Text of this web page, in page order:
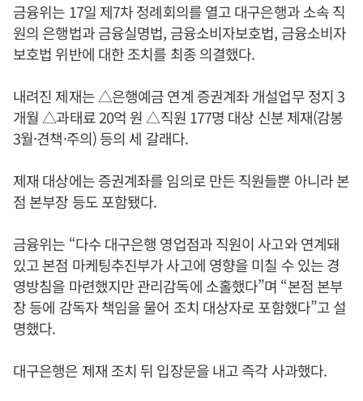
금융위는 17일 제7차 정례회의를 열고 대구은행과 소속 직
원의 은행법과 금융실명법, 금융소비자보호법, 금융소비자
보호법 위반에 대한 조치를 최종 의결했다.
내려진 제재는 △은행예금 연계 증권계좌 개설업무 정지 3
개월 △과태료 20억 원 △직원 177명 대상 신분 제재(감봉
3월·견책·주의) 등의 세 갈래다.
제재 대상에는 증권계좌를 임의로 만든 직원들뿐 아니라 본
점 본부장 등도 포함됐다.
금융위는 “다수 대구은행 영업점과 직원이 사고와 연계돼
있고 본점 마케팅추진부가 사고에 영향을 미칠 수 있는 경
영방침을 마련했지만 관리감독에 소홀했다”며 “본점 본부
장 등에 감독자 책임을 물어 조치 대상자로 포함했다”고 설
명했다.
대구은행은 제재 조치 뒤 입장문을 내고 즉각 사과했다.